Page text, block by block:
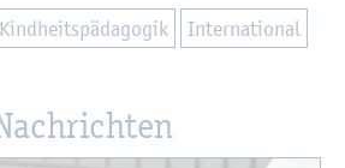
In­ter­na­tio­nal